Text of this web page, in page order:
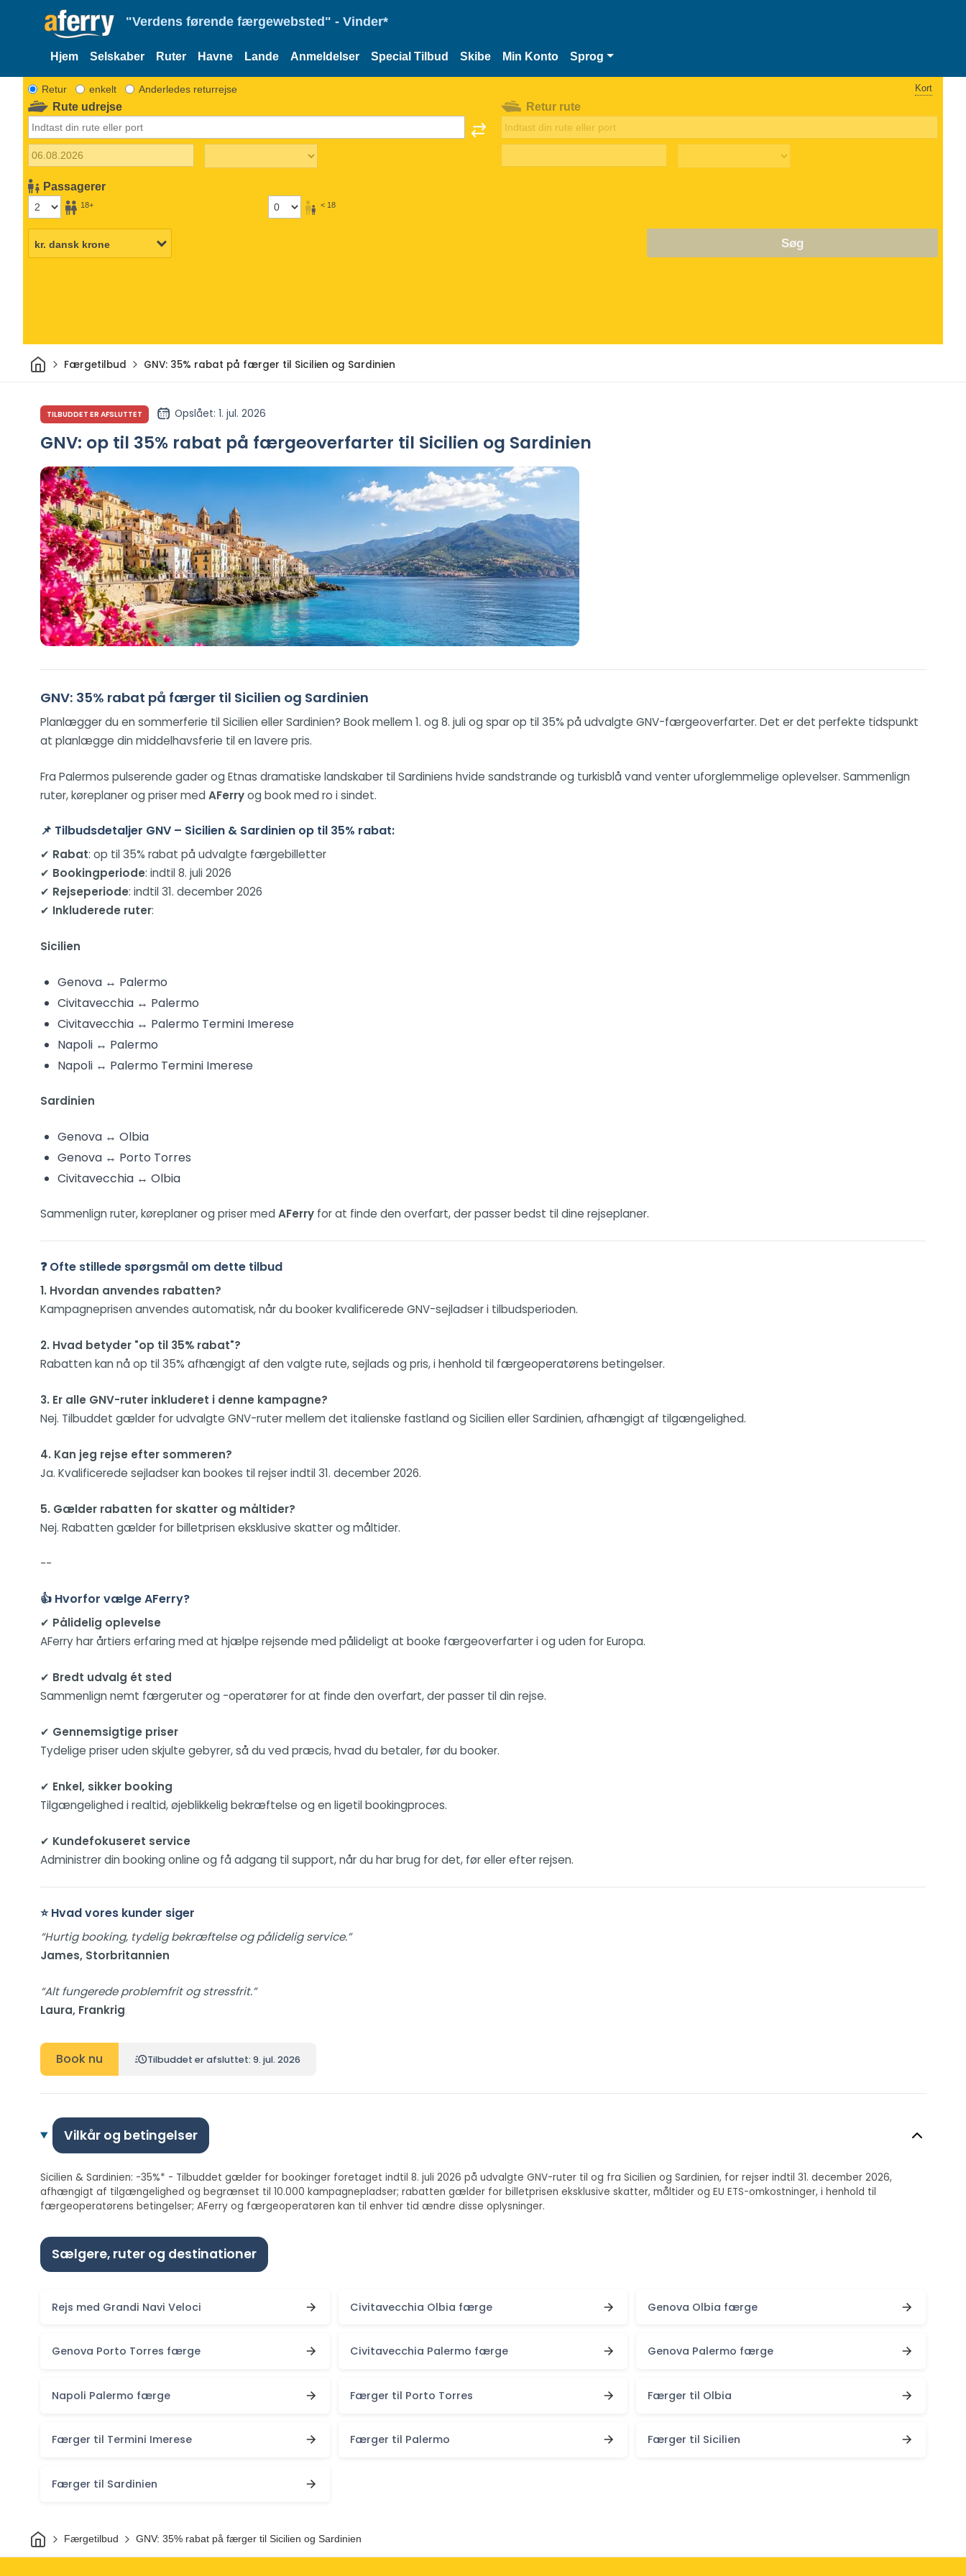
"Verdens førende færgewebsted" - Vinder*
Hjem Selskaber Ruter Havne Lande Anmeldelser Special Tilbud Skibe Min Konto Sprog
Retur enkelt Anderledes returrejse Kort
Rute udrejse
Passagerer
18+ < 18
Retur rute
Søg
HjemFærgetilbud GNV: 35% rabat på færger til Sicilien og Sardinien
TILBUDDET ER AFSLUTTET Opslået: 1. jul. 2026
GNV: op til 35% rabat på færgeoverfarter til Sicilien og Sardinien
GNV: 35% rabat på færger til Sicilien og Sardinien
Planlægger du en sommerferie til Sicilien eller Sardinien? Book mellem 1. og 8. juli og spar op til 35% på udvalgte GNV-færgeoverfarter. Det er det perfekte tidspunkt
at planlægge din middelhavsferie til en lavere pris.
Fra Palermos pulserende gader og Etnas dramatiske landskaber til Sardiniens hvide sandstrande og turkisblå vand venter uforglemmelige oplevelser. Sammenlign
ruter, køreplaner og priser med AFerryog book med ro i sindet.
📌 Tilbudsdetaljer GNV – Sicilien & Sardinien op til 35% rabat:
✔ Rabat: op til 35% rabat på udvalgte færgebilletter
✔ Bookingperiode: indtil 8. juli 2026
✔ Rejseperiode: indtil 31. december 2026
✔ Inkluderede ruter:
Sicilien
Genova ↔ Palermo
Civitavecchia ↔ Palermo
Civitavecchia ↔ Palermo Termini Imerese
Napoli ↔ Palermo
Napoli ↔ Palermo Termini Imerese
Sardinien
Genova ↔ Olbia
Genova ↔ Porto Torres
Civitavecchia ↔ Olbia
Sammenlign ruter, køreplaner og priser med AFerry for at finde den overfart, der passer bedst til dine rejseplaner.
❓ Ofte stillede spørgsmål om dette tilbud
1. Hvordan anvendes rabatten?
Kampagneprisen anvendes automatisk, når du booker kvalificerede GNV-sejladser i tilbudsperioden.
2. Hvad betyder "op til 35% rabat"?
Rabatten kan nå op til 35% afhængigt af den valgte rute, sejlads og pris, i henhold til færgeoperatørens betingelser.
3. Er alle GNV-ruter inkluderet i denne kampagne?
Nej. Tilbuddet gælder for udvalgte GNV-ruter mellem det italienske fastland og Sicilien eller Sardinien, afhængigt af tilgængelighed.
4. Kan jeg rejse efter sommeren?
Ja. Kvalificerede sejladser kan bookes til rejser indtil 31. december 2026.
5. Gælder rabatten for skatter og måltider?
Nej. Rabatten gælder for billetprisen eksklusive skatter og måltider.
--
👍 Hvorfor vælge AFerry?
✔ Pålidelig oplevelse
AFerry har årtiers erfaring med at hjælpe rejsende med pålideligt at booke færgeoverfarter i og uden for Europa.
✔ Bredt udvalg ét sted
Sammenlign nemt færgeruter og -operatører for at finde den overfart, der passer til din rejse.
✔ Gennemsigtige priser
Tydelige priser uden skjulte gebyrer, så du ved præcis, hvad du betaler, før du booker.
✔ Enkel, sikker booking
Tilgængelighed i realtid, øjeblikkelig bekræftelse og en ligetil bookingproces.
✔ Kundefokuseret service
Administrer din booking online og få adgang til support, når du har brug for det, før eller efter rejsen.
⭐ Hvad vores kunder siger
“Hurtig booking, tydelig bekræftelse og pålidelig service.”
James, Storbritannien
“Alt fungerede problemfrit og stressfrit.”
Laura, Frankrig
Book nu Tilbuddet er afsluttet: 9. jul. 2026
Vilkår og betingelser
Sicilien & Sardinien: -35%* - Tilbuddet gælder for bookinger foretaget indtil 8. juli 2026 på udvalgte GNV-ruter til og fra Sicilien og Sardinien, for rejser indtil 31. december 2026,
afhængigt af tilgængelighed og begrænset til 10.000 kampagnepladser; rabatten gælder for billetprisen eksklusive skatter, måltider og EU ETS-omkostninger, i henhold til
færgeoperatørens betingelser; AFerry og færgeoperatøren kan til enhver tid ændre disse oplysninger.
Sælgere, ruter og destinationer
Rejs med Grandi Navi Veloci Civitavecchia Olbia færge Genova Olbia færge
Genova Porto Torres færge Civitavecchia Palermo færge Genova Palermo færge
Napoli Palermo færge Færger til Porto Torres Færger til Olbia
Færger til Termini Imerese Færger til Palermo Færger til Sicilien
Færger til Sardinien
HjemFærgetilbud GNV: 35% rabat på færger til Sicilien og Sardinien